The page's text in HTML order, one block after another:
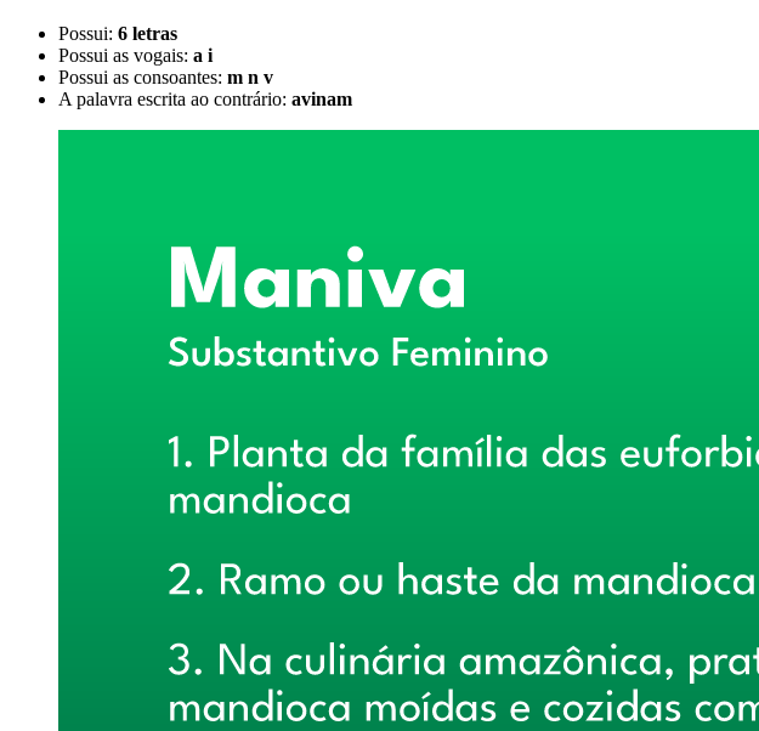
Possui: 6 letras
Possui as vogais: a i
Possui as consoantes: m n v
A palavra escrita ao contrário: avinam